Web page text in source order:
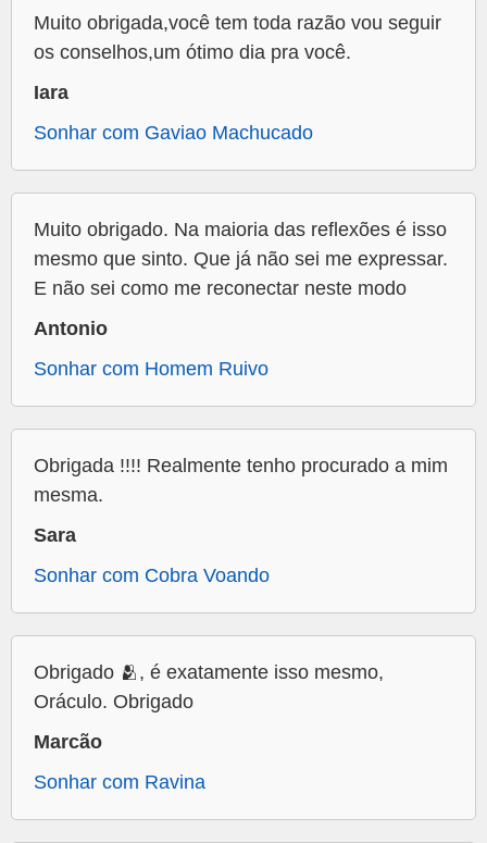
Muito obrigada,você tem toda razão vou seguir
os conselhos,um ótimo dia pra você.
Iara
Sonhar com Gaviao Machucado
Muito obrigado. Na maioria das reflexões é isso
mesmo que sinto. Que já não sei me expressar.
E não sei como me reconectar neste modo
Antonio
Sonhar com Homem Ruivo
Obrigada !!!! Realmente tenho procurado a mim
mesma.
Sara
Sonhar com Cobra Voando
Obrigado 🫂, é exatamente isso mesmo,
Oráculo. Obrigado
Marcão
Sonhar com Ravina